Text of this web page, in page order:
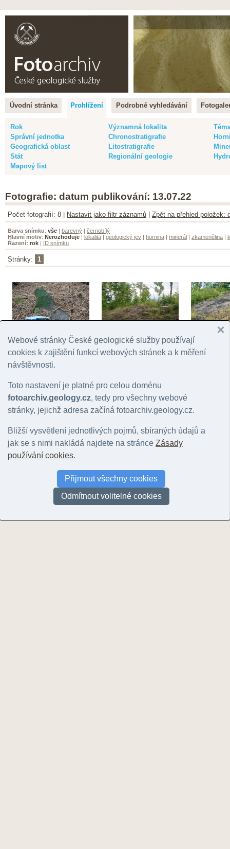
Úvodní stránka Prohlížení Podrobné vyhledávání
Rok Významná lokalita
Správní jednotka
Chronostratigrafie
Geografická oblast
Litostratigrafie
Stát
Regionální geologie
Mapový list
Fotografie: datum publikování: 13.07.22
Počet fotografií: 8 | Nastavit jako filtr záznamů Zpět na přehled položek:
Barva snímku: vše | barevný | černobílý
Hlavní motiv: Nerozhoduje | lokalita | geologický jev | hornina | minerál | zkamenělina |
Řazení: rok | ID snímku
Stránky: 1
Vulkanity u Hruškových
skal
Bukovec
© Vajskebrová, Markéta | 2007 ©
Vulkanity u Hruškových
skal
© Vajskebrová, Markéta | 2022
Bukovec
© Vajskebrová, Markéta | 2022
Webové stránky České geologické služby používají
cookies k zajištění funkcí webových stránek a k měření
návštěvnosti.
Toto nastavení je platné pro celou doménu
fotoarchiv.geology.cz, tedy pro všechny webové
stránky, jejichž adresa začíná fotoarchiv.geology.cz.
Bližší vysvětlení jednotlivých pojmů, sbíraných údajů a
jak se s nimi nakládá najdete na stránce Zásady
používání cookies.
Přijmout všechny cookies
Odmítnout volitelné cookies